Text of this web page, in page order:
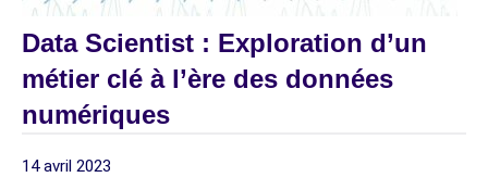
Data Scientist : Exploration d’un
métier clé à l’ère des données
numériques
14 avril 2023